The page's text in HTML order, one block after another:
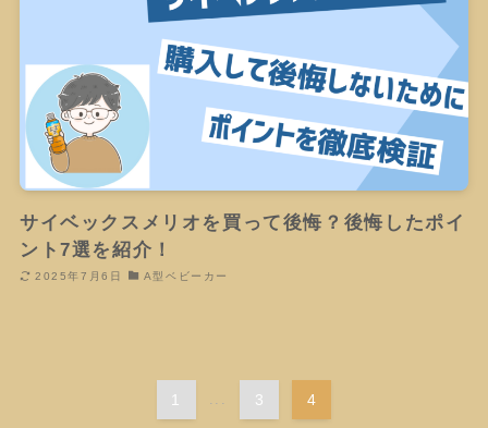
サイベックスメリオを買って後悔？後悔したポイ
ント7選を紹介！
2025年7月6日 A型ベビーカー
1 ... 3 4